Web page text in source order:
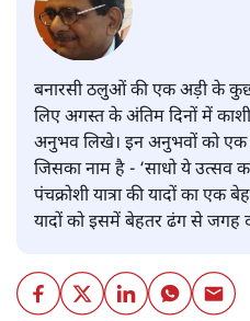
बनारसी ठलुओं की एक अड़ी के
लिए अगस्त के अंतिम दिनों में
अनुभव लिखे। इन अनुभवों को एक
जिसका नाम है - ‘साधो ये उत्सव
पंचक्रोशी यात्रा की यादों का
यादों को इसमें बेहतर ढंग से जगह